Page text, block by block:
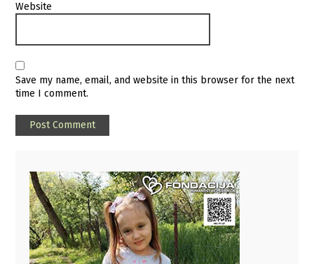
Website
Save my name, email, and website in this browser for the next
time I comment.